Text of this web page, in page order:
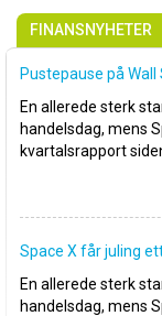
FINANSNYHETER
Pustepause på
En allerede sterk
handelsdag, mens
kvartalsrapport
Space X får juling
En allerede sterk
handelsdag, mens